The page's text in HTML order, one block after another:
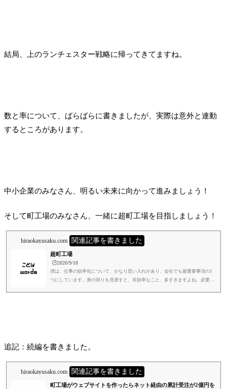
結局、上のランチェスター戦略に帰ってきてますね。
数と率について、ばらばらに書きましたが、実際は意外と連動
するところがあります。
中小企業のみなさん、明るい未来に向かって進みましょう！
そして町工場のみなさん、一緒に超町工場を目指しましょう！
hiraokayusaku.com 関連記事を書きました
超町工場
🕒️2020/9/18
僕は、仕事の効率化について、かなり思い入れがあり、会社でも最重要事項の1
つにしています。身の回りを見渡すと、非効率なこと、多すぎますよね。必要な
追記：続編を書きました。
hiraokayusaku.com 関連記事を書きました
町工場がウェブサイトを作ったらネット経由の累計受注が2億円を